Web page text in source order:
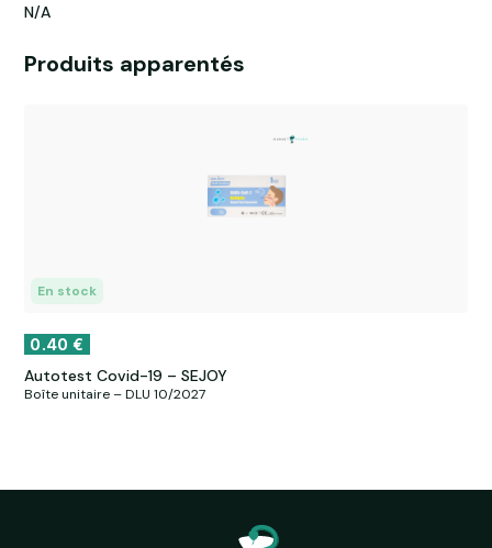
N/A
Produits apparentés
En stock
0.40€
Autotest Covid-19 – SEJOY
Boîte unitaire – DLU 10/2027